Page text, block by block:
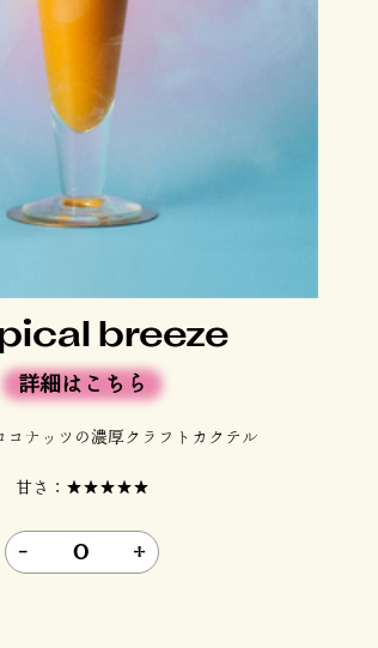
breeze
詳細はこちら
コナッツの濃厚クラフトカクテル
甘さ：★★★★★
- 0 +